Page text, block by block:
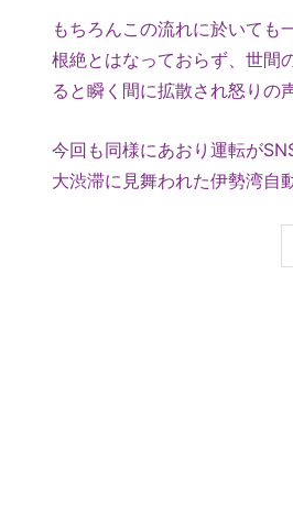
もちろんこの流れに於いても
根絶とはなっておらず、世間
ると瞬く間に拡散され怒りの
今回も同様にあおり運転が
大渋滞に見舞われた伊勢湾自